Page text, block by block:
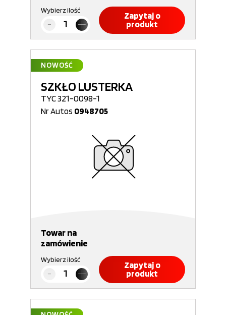
Wybierz ilość
Zapytaj o
produkt
NOWOŚĆ
SZKŁO LUSTERKA
TYC 321-0098-1
Nr Autos 0948705
Towar na
zamówienie
Wybierz ilość
Zapytaj o
produkt